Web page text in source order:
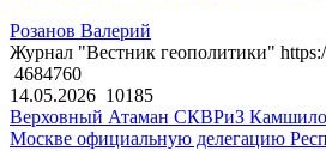
Розанов Валерий
Журнал "Вестник геополитики"
4684760
14.05.2026 10185
Верховный Атаман СКВРиЗ
Москве официальную делегацию